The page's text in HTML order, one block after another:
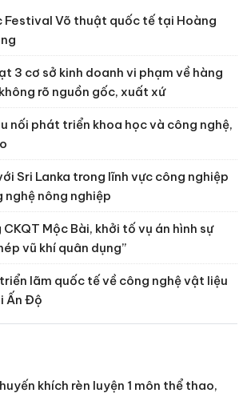
Festival Võ thuật quốc tế tại Hoàng
3 cơ sở kinh doanh vi phạm về hàng
rõ nguồn gốc, xuất xứ
nối phát triển khoa học và công nghệ,
Sri Lanka trong lĩnh vực công nghiệp
nghệ nông nghiệp
Mộc Bài, khởi tố vụ án hình sự
vũ khí quân dụng”
lãm quốc tế về công nghệ vật liệu
Ấn Độ
khích rèn luyện 1 môn thể thao,